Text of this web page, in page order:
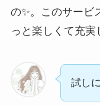
の✨。このサービ
っと楽しくて充実
試し